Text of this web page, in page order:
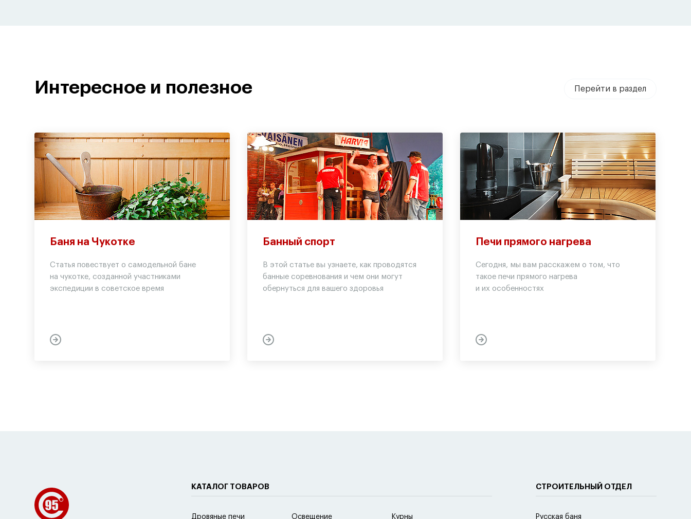
Интересное и полезное Перейти в раздел
Баня на Чукотке
Статья повествует о самодельной бане
на чукотке, созданной участниками
экспедиции в советское время
Банный спорт
В этой статье вы узнаете, как проводятся
банные соревнования и чем они могут
обернуться для вашего здоровья
Печи прямого нагрева
Сегодня, мы вам расскажем о том, что
такое печи прямого нагрева
и их особенностях
КАТАЛОГ ТОВАРОВ
Дровяные печи Освещение Курны
СТРОИТЕЛЬНЫЙ ОТДЕЛ
Русская баня